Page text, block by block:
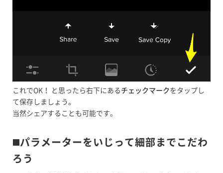
これでOK！ と思ったら右下にある チェックマークをタップし
て保存しましょう。
当然シェアすることも可能です。
◼️パラメーターをいじって細部までこだわ
ろう